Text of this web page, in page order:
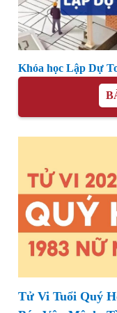
Khóa học Lập Dự
Tử Vi Tuổi Quý